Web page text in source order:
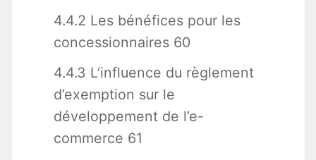
4.4.2 Les bénéfices pour les
concessionnaires 60
4.4.3 L’influence du règlement
d’exemption sur le
développement de l’e-
commerce 61